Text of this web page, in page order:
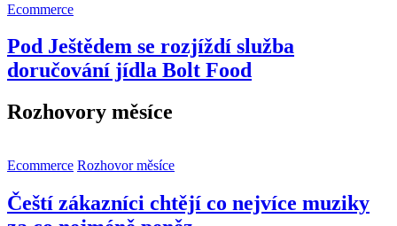
Ecommerce
Pod Ještědem se rozjíždí služba
doručování jídla Bolt Food
Rozhovory měsíce
Ecommerce Rozhovor měsíce
Čeští zákazníci chtějí co nejvíce muziky